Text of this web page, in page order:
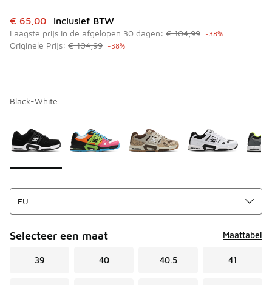
Dit artikel is in de uitverkoop. Dit artikel is in de
€ 65,00 Inclusief BTW
Laagste prijs in de afgelopen 30 dagen: € 104,99 -38%
Originele Prijs: € 104,99 -38%
Black-White
Selecteer een maat Maattabel
39 40 40.5 41